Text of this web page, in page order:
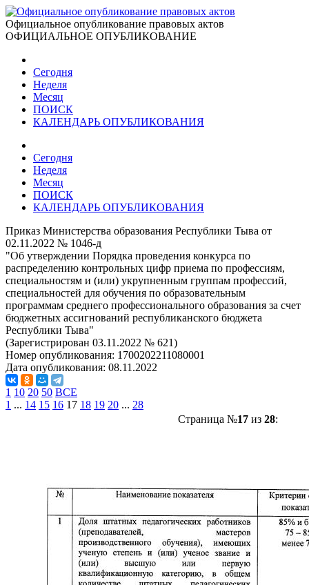
Официальное опубликование правовых актов
ОФИЦИАЛЬНОЕ ОПУБЛИКОВАНИЕ
Сегодня
Неделя
Месяц
ПОИСК
КАЛЕНДАРЬ ОПУБЛИКОВАНИЯ
Сегодня
Неделя
Месяц
ПОИСК
КАЛЕНДАРЬ ОПУБЛИКОВАНИЯ
Приказ Министерства образования Республики Тыва от
02.11.2022 № 1046-д
"Об утверждении Порядка проведения конкурса по
распределению контрольных цифр приема по профессиям,
специальностям и (или) укрупненным группам профессий,
специальностей для обучения по образовательным
программам среднего профессионального образования за счет
бюджетных ассигнований республиканского бюджета
Республики Тыва"
(Зарегистрирован 03.11.2022 № 621)
Номер опубликования: 1700202211080001
Дата опубликования: 08.11.2022
1 10 20 50 ВСЕ
1 ... 14 15 16 17 18 19 20 ... 28
Страница №17 из 28: